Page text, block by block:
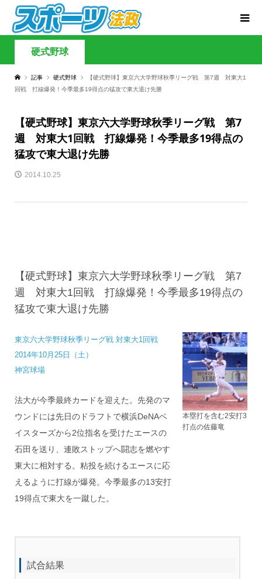
硬式野球
記事 硬式野球
【硬式野球】東京六大学野球秋季リーグ戦 第7週 対東大1
回戦 打線爆発！今季最多19得点の猛攻で東大退け先勝
【硬式野球】東京六大学野球秋季リーグ戦 第7
週 対東大1回戦 打線爆発！今季最多19得点の
猛攻で東大退け先勝
2014.10.25
【硬式野球】東京六大学野球秋季リーグ戦 第7
週 対東大1回戦 打線爆発！今季最多19得点の
猛攻で東大退け先勝
東京六大学野球秋季リーグ戦 対東大1回戦
2014年10月25日（土）
神宮球場
法大が今季最終カードを迎えた。先発のマ
ウンドには先日のドラフトで横浜DeNAベ
イスターズから2位指名を受けたエースの
石田を送り、連敗ストップへ闘志を燃やす
東大に相対する。粘投を続けるエースに応
えるように打線が爆発。今季最多の13安打
19得点で東大を一蹴した。
本塁打を含む2安打3
打点の佐藤竜
試合結果